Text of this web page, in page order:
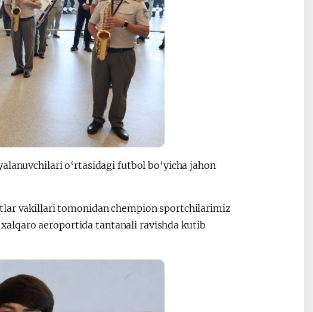
o‘rtasidagi futbol bo‘yicha jahon
vakillari tomonidan chempion sportchilarimiz
aeroportida tantanali ravishda kutib